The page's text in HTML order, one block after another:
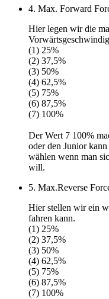
4. Max. Forward
Hier legen wir die
(1) 25%
(2) 37,5%
(3) 50%
(4) 62,5%
(5) 75%
(6) 87,5%
(7) 100%
DerWert 7 100%
oder den Junior
wählen wenn man
will.
5. Max.Reverse
Hier stellen wir ein
fahren kann.
(1) 25%
(2) 37,5%
(3) 50%
(4) 62,5%
(5) 75%
(6) 87,5%
(7) 100%